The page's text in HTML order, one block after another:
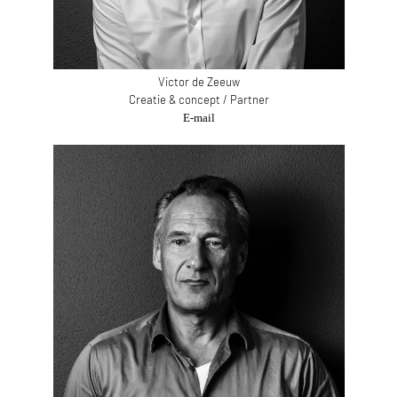
Victor de Zeeuw
Creatie & concept / Partner
E-mail